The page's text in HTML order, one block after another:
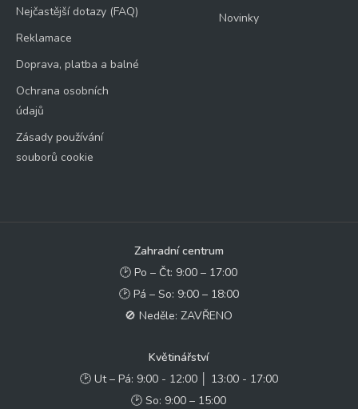
Nejčastější dotazy (FAQ)
Reklamace
Doprava, platba a balné
Ochrana osobních
údajů
Zásady používání
souborů cookie
Novinky
Zahradní centrum
🕑 Po – Čt: 9:00 – 17:00
🕑 Pá – So: 9:00 – 18:00
🚫 Neděle: ZAVŘENO
Květinářství
🕑 Ut – Pá: 9:00 - 12:00 │ 13:00 - 17:00
🕑 So: 9:00 – 15:00